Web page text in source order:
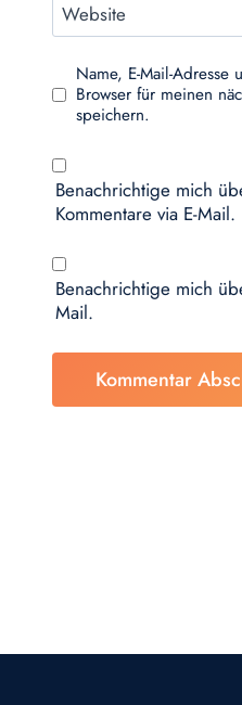
Website
Name, E-Mail-
Browser für meinen
speichern.
Benachrichtige mich
Kommentare via E-Mail.
Benachrichtige mich
Mail.